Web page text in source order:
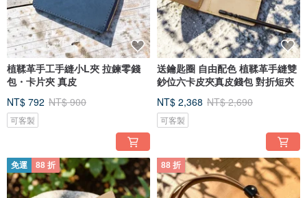
植鞣革手工手縫小L夾 拉鍊零錢
包・卡片夾 真皮
NT$ 792 NT$ 900
可客製
送鑰匙圈 自由配色 植鞣革手縫雙
鈔位六卡皮夾真皮錢包 對折短夾
NT$ 2,368 NT$ 2,690
可客製
免運 88 折 88 折